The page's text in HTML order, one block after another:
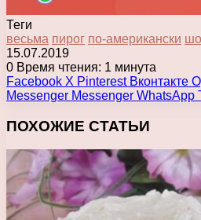
Теги
весьма пирог по-американски
15.07.2019
0 Время чтения: 1 минута
Facebook X Pinterest Вконтакте
Messenger Messenger WhatsApp
ПОХОЖИЕ СТАТЬИ